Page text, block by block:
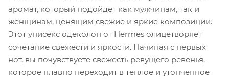
аромат, который подойдет как мужчинам, так и
женщинам, ценящим свежие и яркие композиции.
Этот унисекс одеколон от Hermes олицетворяет
сочетание свежести и яркости. Начиная с первых
нот, вы почувствуете свежесть ревущего ревенья,
которое плавно переходит в теплое и утонченное